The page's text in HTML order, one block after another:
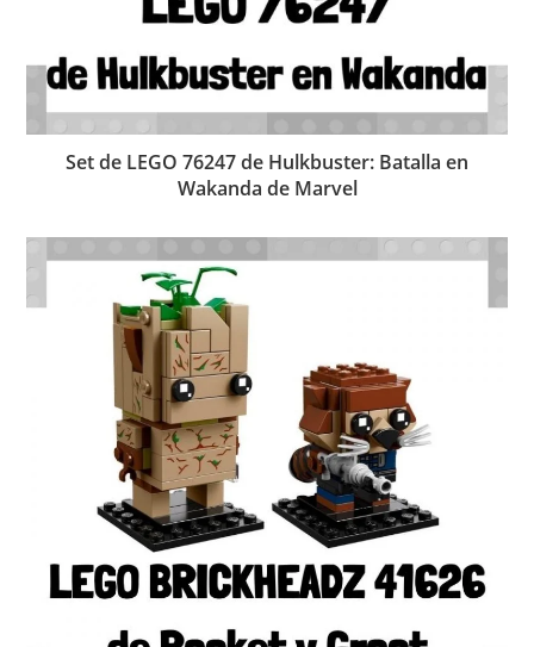
Set de LEGO 76247 de Hulkbuster: Batalla en
Wakanda de Marvel